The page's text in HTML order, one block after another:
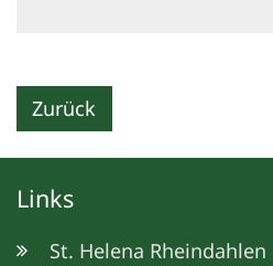
Zurück
Links
St. Helena Rheindahlen